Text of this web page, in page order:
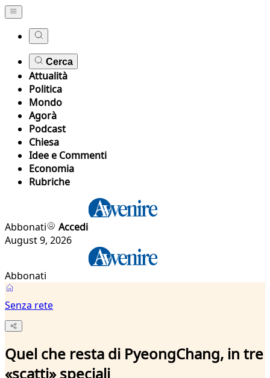
Cerca
Attualità
Politica
Mondo
Agorà
Podcast
Chiesa
Idee e Commenti
Economia
Rubriche
Abbonati
Accedi
August 9, 2026
Abbonati
Senza rete
Quel che resta di PyeongChang, in tre
«scatti» speciali